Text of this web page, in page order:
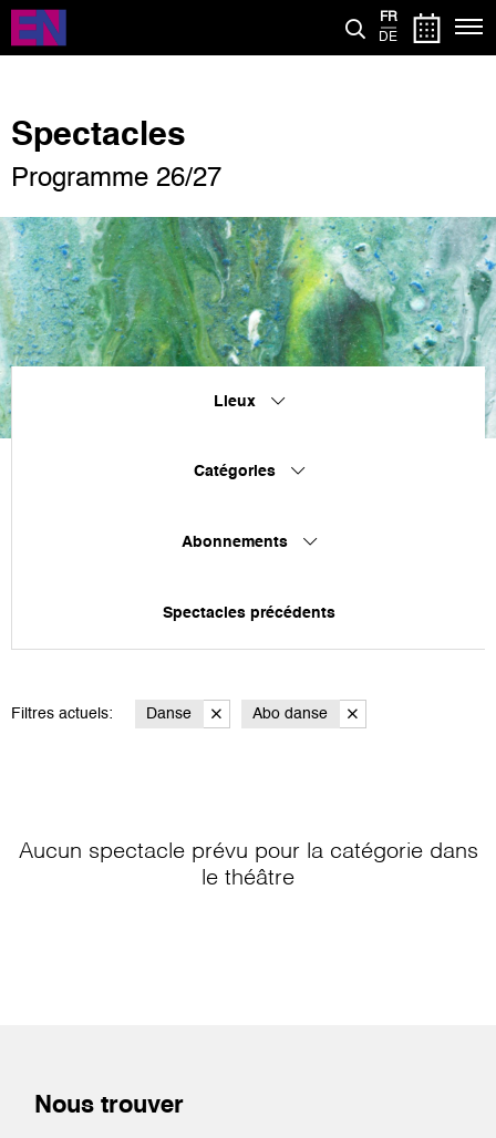
Aller
contenu
FR
DE
Spectacles
Programme 26/27
Lieux
Catégories
Abonnements
Spectacles précédents
Filtres actuels: Danse Abo danse
Aucun spectacle prévu pour la catégorie dans
le théâtre
Nous trouver